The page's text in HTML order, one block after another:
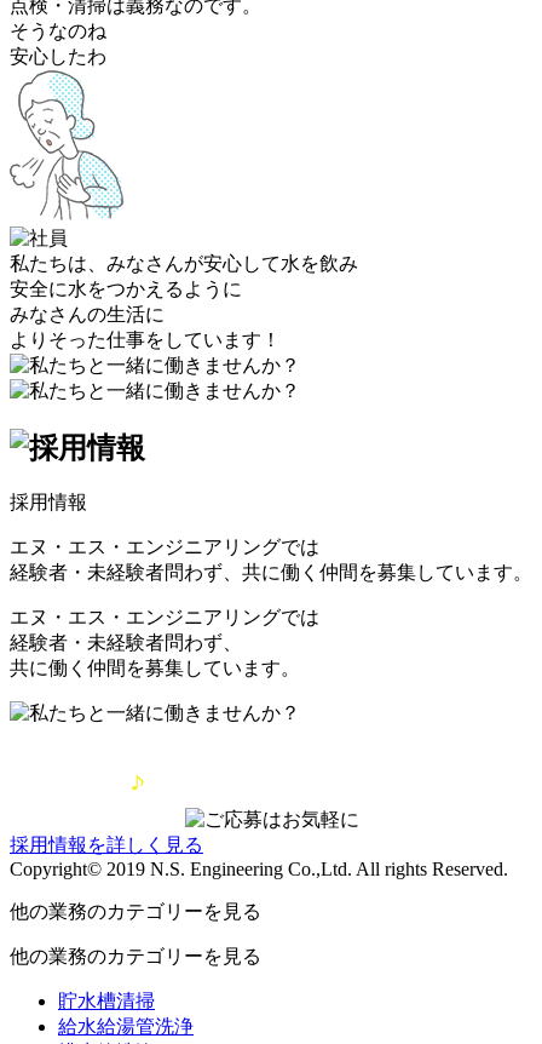
点検・清掃は義務なのです。
そうなのね
安心したわ
私たちは、みなさんが安心して水を飲み
安全に水をつかえるように
みなさんの生活に
よりそった仕事をしています！
採用情報
エヌ・エス・エンジニアリングでは
経験者・未経験者問わず、共に働く仲間を募集しています。
エヌ・エス・エンジニアリングでは
経験者・未経験者問わず、
共に働く仲間を募集しています。
採用情報を詳しく見る
Copyright© 2019 N.S. Engineering Co.,Ltd. All rights Reserved.
他の業務のカテゴリーを見る
他の業務のカテゴリーを見る
貯水槽清掃
給水給湯管洗浄